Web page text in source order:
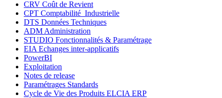
CRV Coût de Revient
CPT Comptabilité_Industrielle
DTS Données Techniques
ADM Administration
STUDIO Fonctionnalités & Paramétrage
EIA Echanges inter-applicatifs
PowerBI
Exploitation
Notes de release
Paramétrages Standards
Cycle de Vie des Produits ELCIA ERP